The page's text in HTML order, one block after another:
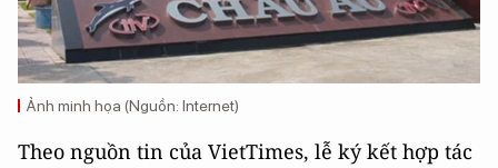
Ảnh minh họa (Nguồn: Internet)
Theo nguồn tin của VietTimes, lễ ký kết hợp tác